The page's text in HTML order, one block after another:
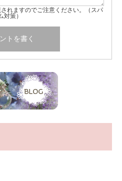
れますのでご注意ください。（スパ
対策）